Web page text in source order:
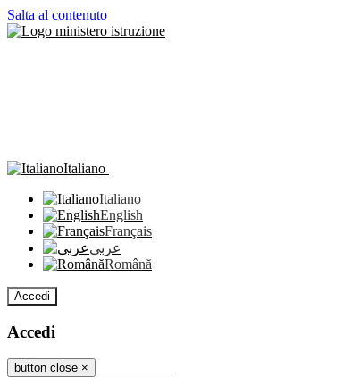
Salta al contenuto
Italiano
Italiano
English
Français
عربى
Română
Accedi
Accedi
button close ×